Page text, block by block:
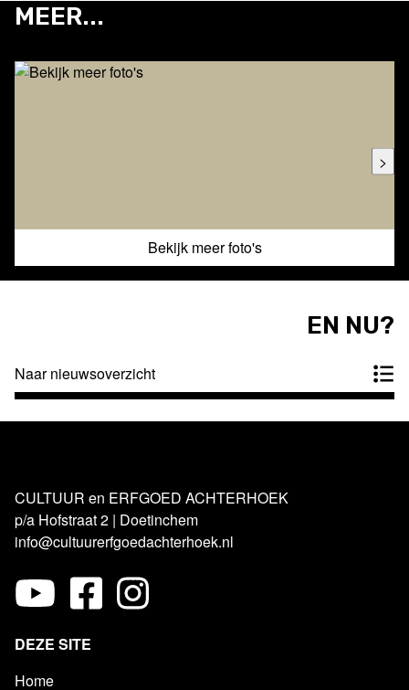
MEER...
Bekijk meer foto's
>
EN NU?
Naar nieuwsoverzicht
CULTUUR en ERFGOED ACHTERHOEK
p/a Hofstraat 2 | Doetinchem
info@cultuurerfgoedachterhoek.nl
DEZE SITE
Home